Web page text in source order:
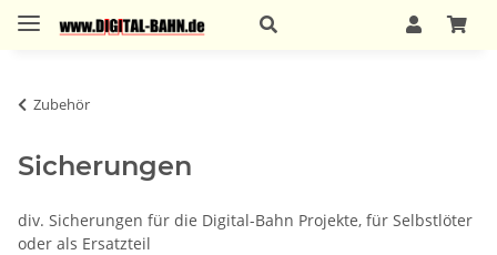
Zubehör
Sicherungen
div. Sicherungen für die Digital-Bahn Projekte, für Selbstlöter
oder als Ersatzteil